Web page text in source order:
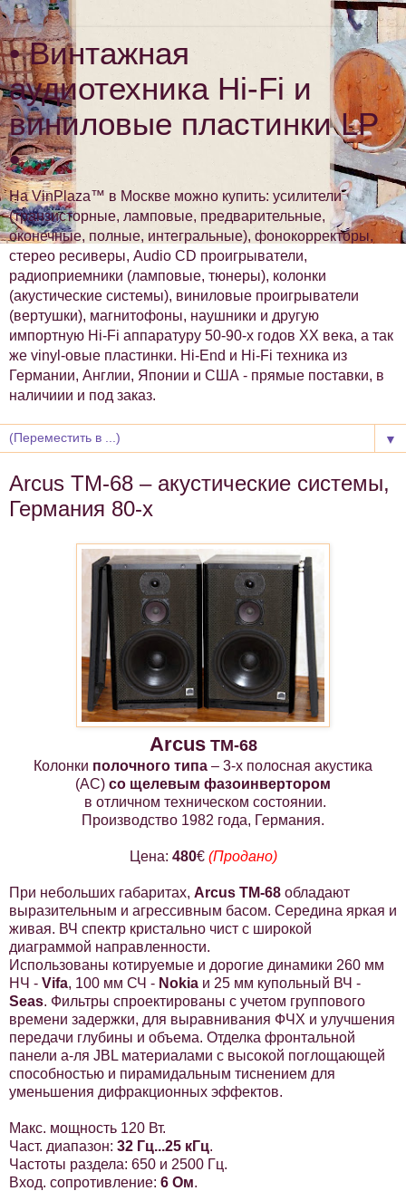
• Винтажная
аудиотехника Hi-Fi и
виниловые пластинки LP
•
На VinPlaza™ в Москве можно купить: усилители
(транзисторные, ламповые, предварительные,
оконечные, полные, интегральные), фонокорректоры,
стерео ресиверы, Audio CD проигрыватели,
радиоприемники (ламповые, тюнеры), колонки
(акустические системы), виниловые проигрыватели
(вертушки), магнитофоны, наушники и другую
импортную Hi-Fi аппаратуру 50-90-х годов XX века, а так
же vinyl-овые пластинки. Hi-End и Hi-Fi техника из
Германии, Англии, Японии и США - прямые поставки, в
наличиии и под заказ.
▼
Arcus TM-68 – акустические системы,
Германия 80-х
ArcusTM-68
Колонки полочного типа – 3-х полосная акустика
(АС) со щелевым фазоинвертором
в отличном техническом состоянии.
Производство 1982 года, Германия.
Цена: 480€ (Продано)
При небольших габаритах, Arcus TM-68 обладают
выразительным и агрессивным басом. Середина яркая и
живая. ВЧ спектр кристально чист с широкой
диаграммой направленности.
Использованы котируемые и дорогие динамики 260 мм
НЧ - Vifa, 100 мм СЧ - Nokia и 25 мм купольный ВЧ -
Seas. Фильтры спроектированы с учетом группового
времени задержки, для выравнивания ФЧХ и улучшения
передачи глубины и объема. Отделка фронтальной
панели а-ля JBL материалами с высокой поглощающей
способностью и пирамидальным тиснением для
уменьшения дифракционных эффектов.
Макс. мощность 120 Вт.
Част. диапазон: 32 Гц...25 кГц.
Частоты раздела: 650 и 2500 Гц.
Вход. сопротивление: 6 Ом.